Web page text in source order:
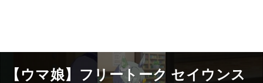
【ウマ娘】フリートーク セイウンス